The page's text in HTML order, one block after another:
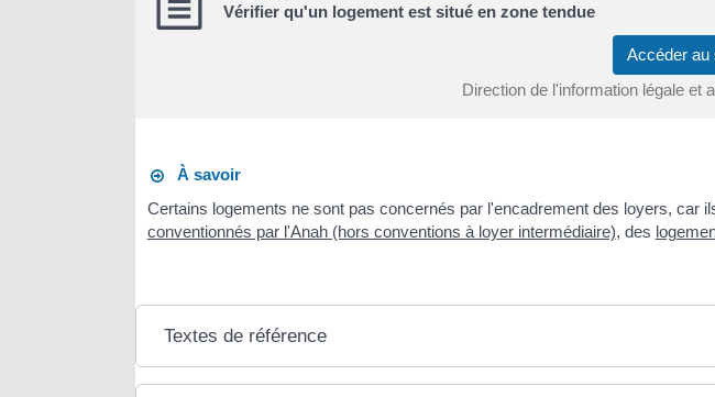
Vérifier qu'un logement est situé en zone tendue
Accéder
Direction de l'information légale et
À savoir
Certains logements ne sont pas concernés par l'encadrement des loyers, car
conventionnés par l'Anah (hors conventions à loyer intermédiaire), des
Textes de référence